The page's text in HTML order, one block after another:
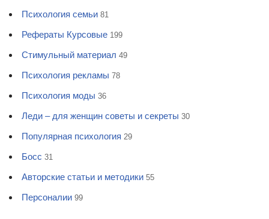
Психология семьи 81
Рефераты Курсовые 199
Стимульный материал 49
Психология рекламы 78
Психология моды 36
Леди – для женщин советы и секреты 30
Популярная психология 29
Босс 31
Авторские статьи и методики 55
Персоналии 99